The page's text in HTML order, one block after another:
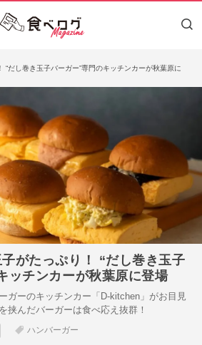
“だし巻き玉子バーガー”専門のキッチンカーが秋葉原に
がたっぷり！ “だし巻き玉子
ッチンカーが秋葉原に登場
ガーのキッチンカー「D-kitchen」がお目見
挟んだバーガーは食べ応え抜群！
ハンバーガー